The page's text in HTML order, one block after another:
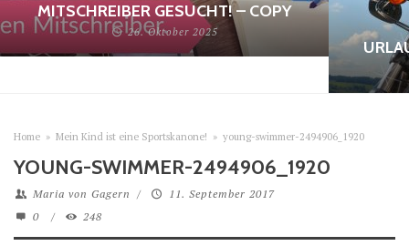
MITSCHREIBER GESUCHT! – COPY
26. Oktober 2025
Home » Mein Kind ist eine Sportskanone! » young-swimmer-2494906_1920
YOUNG-SWIMMER-2494906_1920
Maria von Gagern /
11. September 2017
0
/ 248